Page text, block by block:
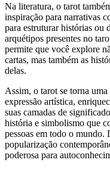
Na literatura, o tarot
inspiração para narrativas
para estruturar histórias ou
arquétipos presentes no
permite que você explore
cartas, mas também as
delas.
Assim, o tarot se torna
expressão artística,
suas camadas de
história e simbolismo que
pessoas em todo o mundo.
popularização
poderosa para